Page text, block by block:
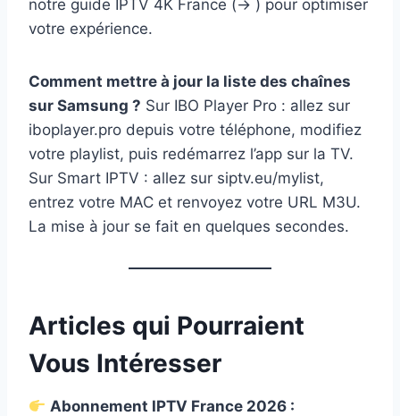
notre guide IPTV 4K France (→ ) pour optimiser
votre expérience.
Comment mettre à jour la liste des chaînes
sur Samsung ? Sur IBO Player Pro : allez sur
iboplayer.pro depuis votre téléphone, modifiez
votre playlist, puis redémarrez l’app sur la TV.
Sur Smart IPTV : allez sur siptv.eu/mylist,
entrez votre MAC et renvoyez votre URL M3U.
La mise à jour se fait en quelques secondes.
Articles qui Pourraient
Vous Intéresser
Abonnement IPTV France 2026 :